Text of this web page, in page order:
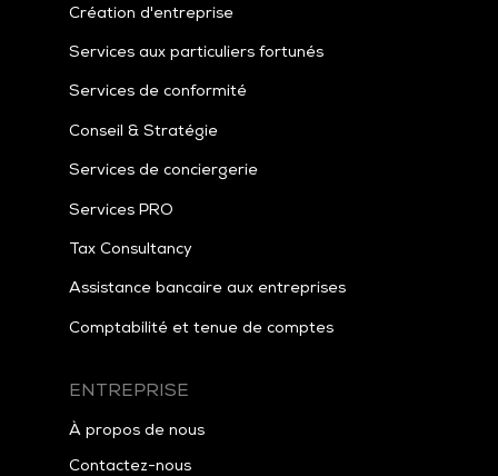
Création d'entreprise
Services aux particuliers fortunés
Services de conformité
Conseil & Stratégie
Services de conciergerie
Services PRO
TaxConsultancy
Assistance bancaire aux entreprises
Comptabilité et tenue de comptes
ENTREPRISE
À propos de nous
Contactez-nous